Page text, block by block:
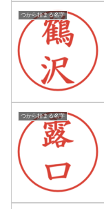
つから始まる名字
つから始まる名字